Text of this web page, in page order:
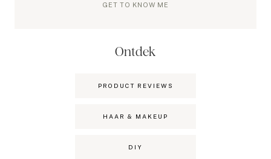
GET TO KNOW ME
Ontdek
PRODUCT REVIEWS
HAAR & MAKEUP
DIY